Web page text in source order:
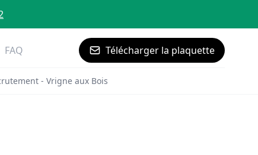
FAQ Télécharger la plaquette
- Vrigne aux Bois